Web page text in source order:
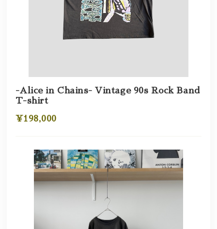
-Alice in Chains- Vintage 90s Rock Band
T-shirt
¥198,000